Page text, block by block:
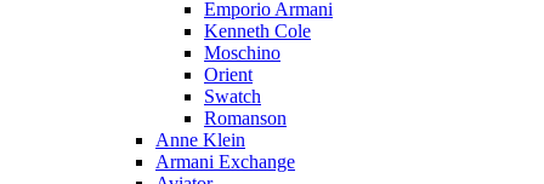
Emporio Armani
Kenneth Cole
Moschino
Orient
Swatch
Romanson
Anne Klein
Armani Exchange